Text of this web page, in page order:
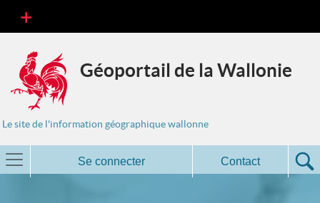
Géoportail de la Wallonie
Le site de l'information géographique wallonne
Se connecter Contact